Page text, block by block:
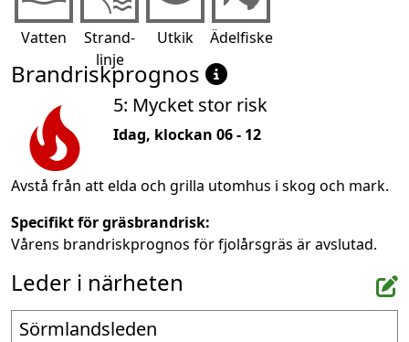
Vatten
Strand-
linje
Utkik Ädelfiske
Brandriskprognos
5: Mycket stor risk
Idag, klockan 06 - 12
Avstå från att elda och grilla utomhus i skog och mark.
Specifikt för gräsbrandrisk:
Vårens brandriskprognos för fjolårsgräs är avslutad.
Leder i närheten
Sörmlandsleden